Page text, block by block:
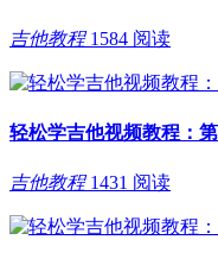
吉他教程 1584 阅读
轻松学吉他视频教程：
吉他教程 1431 阅读